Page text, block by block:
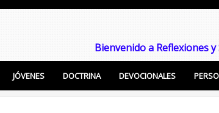
Bienvenido a Reflexiones
Enseñanzas Cristianas, Sermones,
JÓVENES DOCTRINA DEVOCIONALES